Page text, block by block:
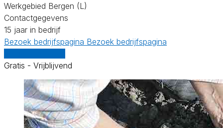
Werkgebied Bergen (L)
Contactgegevens
15 jaar in bedrijf
Bezoek bedrijfspagina Bezoek bedrijfspagina
Gratis - Vrijblijvend